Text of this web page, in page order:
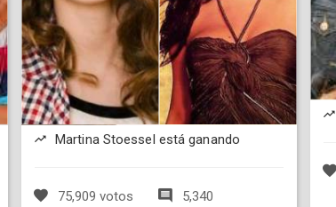
Martina Stoessel está ganando
75,909 votos
5,340